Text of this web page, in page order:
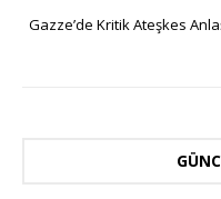
Gazze’de Kritik Ateşkes